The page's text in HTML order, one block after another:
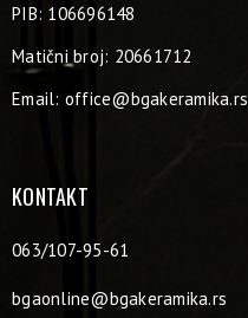
PIB: 106696148
Matični broj: 20661712
Email: office@bgakeramika.rs
KONTAKT
063/107-95-61
bgaonline@bgakeramika.rs